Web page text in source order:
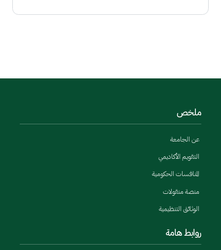
ملخص
عن الجامعة
التقويم الأكاديمي
المنافسات الحكومية
منصة منقولات
الوثائق التنظيمية
روابط هامة